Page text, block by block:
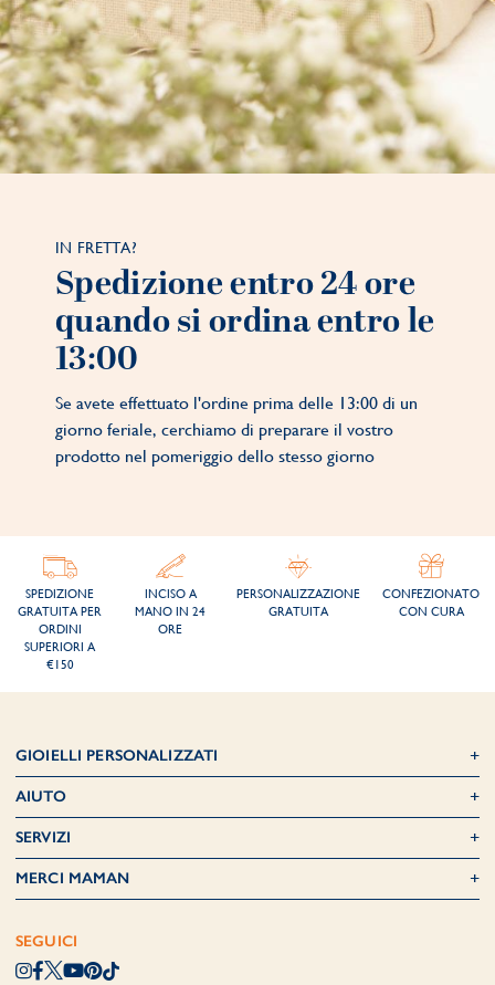
IN FRETTA?
Spedizione entro 24 ore
quando si ordina entro le
13:00
Se avete effettuato l'ordine prima delle 13:00 di un
giorno feriale, cerchiamo di preparare il vostro
prodotto nel pomeriggio dello stesso giorno
SPEDIZIONE
GRATUITA PER
ORDINI
SUPERIORI A
€150
INCISO A
MANO IN 24
ORE
PERSONALIZZAZIONE
GRATUITA
CONFEZIONATO
CON CURA
GIOIELLI PERSONALIZZATI
AIUTO
SERVIZI
MERCI MAMAN
SEGUICI